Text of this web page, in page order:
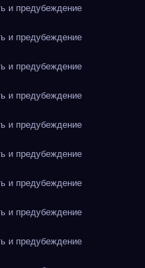
и предубеждение
и предубеждение
и предубеждение
и предубеждение
и предубеждение
и предубеждение
и предубеждение
и предубеждение
и предубеждение